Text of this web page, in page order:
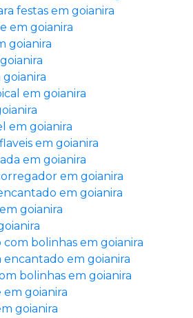
festas em goianira
em goianira
goianira
em goianira
em goianira
em goianira
em goianira
em goianira
em goianira
goianira
com bolinhas em goianira
encantado em goianira
bolinhas em goianira
goianira
goianira